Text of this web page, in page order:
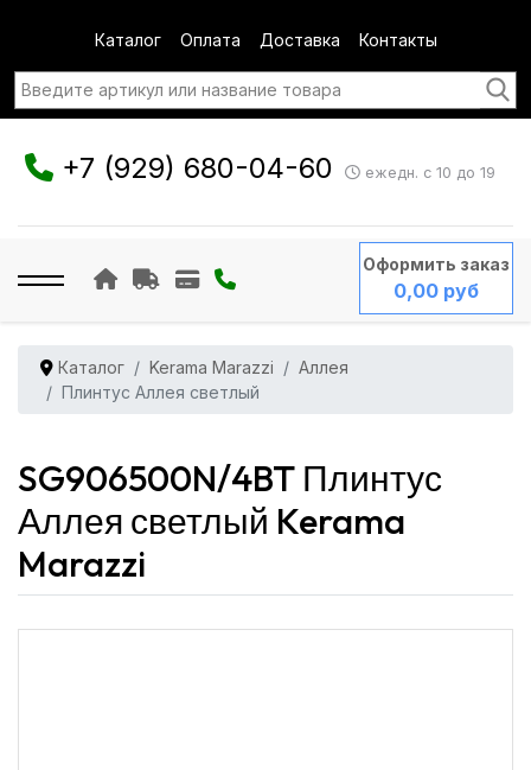
Каталог Оплата Доставка Контакты
+7 (929) 680-04-60 ежедн. с 10 до 19
Оформить заказ
0,00 руб
Каталог Kerama Marazzi
Аллея
Плинтус Аллея светлый
SG906500N/4BT Плинтус
Аллея светлый Kerama
Marazzi